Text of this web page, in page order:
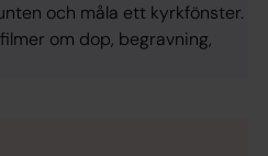
och måla ett kyrkfönster.
om dop, begravning,